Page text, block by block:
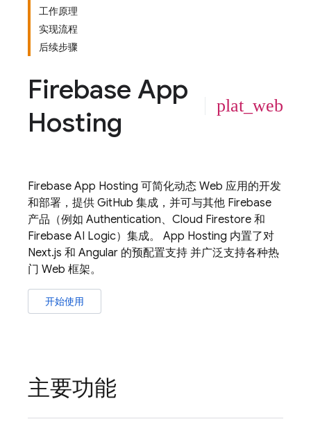
工作原理
实现流程
后续步骤
Firebase App
Hosting
plat_web
Firebase App Hosting 可简化动态 Web 应用的开发
和部署，提供 GitHub 集成，并可与其他 Firebase
产品（例如 Authentication、 Cloud Firestore 和
Firebase AI Logic）集成。 App Hosting 内置了对
Next.js 和 Angular 的预配置支持 并广泛支持各种热
门 Web 框架。
开始使用
主要功能